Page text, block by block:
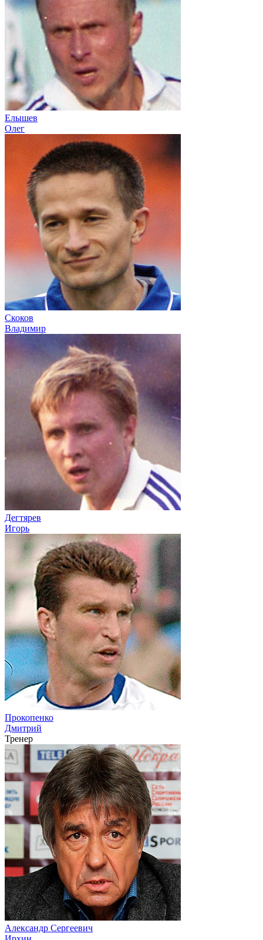
Елышев
Олег
Скоков
Владимир
Дегтярев
Игорь
Прокопенко
Дмитрий
Тренер
Александр Сергеевич